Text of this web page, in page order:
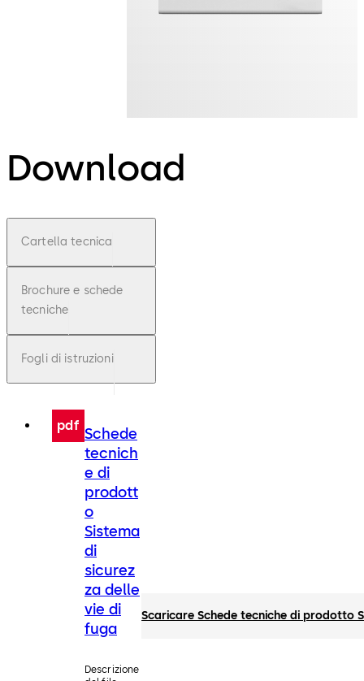
Download
Cartella tecnica
Brochure e schede
tecniche
Fogli di istruzioni
pdf Schede
tecnich
e di
prodott
o
Sistema
di
sicurez
za delle
vie di
fuga
Descrizione
Scaricare Schede tecniche di prodotto